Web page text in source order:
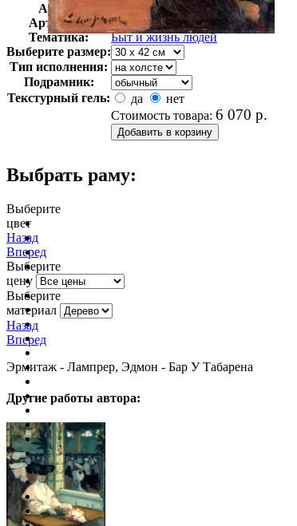
Автор:
Лампрер Эдмон
Арт-стиль
Импрессионизм
Тематика:
Быт и жизнь людей
Выберите размер:
Тип исполнения:
Подрамник:
Текстурный гель:
да
нет
Стоимость товара: 6 070 р.
Выбрать раму:
Выберите
цвет
Назад
Вперед
Выберите
цену
Выберите
материал
Назад
Вперед
Эрмитаж - Лампрер, Эдмон - Бар У Табарена
Другие работы автора: